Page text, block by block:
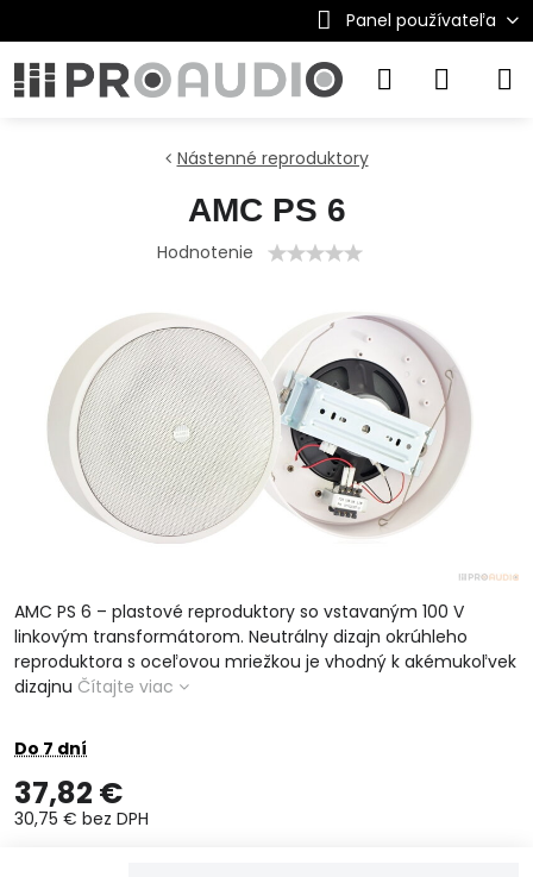
Panel používateľa
Nástenné reproduktory
AMC PS 6
Hodnotenie
AMC PS 6 – plastové reproduktory so vstavaným 100 V
linkovým transformátorom. Neutrálny dizajn okrúhleho
reproduktora s oceľovou mriežkou je vhodný k akémukoľvek
dizajnu Čítajte viac
Do 7 dní
37,82 €
30,75 € bez DPH